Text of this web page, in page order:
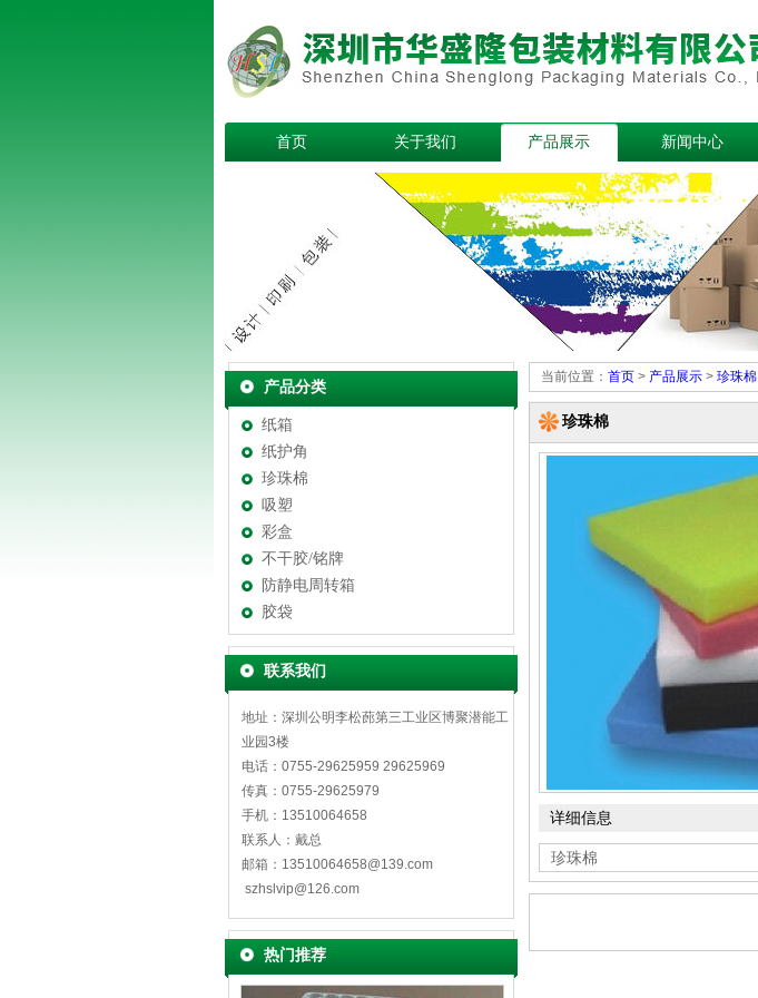
首页 关于我们 产品展示 新闻中心
产品分类
纸箱
纸护角
珍珠棉
吸塑
彩盒
不干胶/铭牌
防静电周转箱
胶袋
联系我们
地址：深圳公明李松蓢第三工业区博聚潜能工
业园3楼
电话：0755-29625959 29625969
传真：0755-29625979
手机：13510064658
联系人：戴总
邮箱：13510064658@139.com
szhslvip@126.com
热门推荐
当前位置： 首页 > 产品展示 > 珍珠棉
珍珠棉
详细信息
珍珠棉